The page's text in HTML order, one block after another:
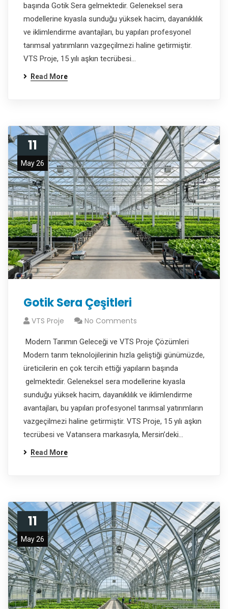
başında Gotik Sera gelmektedir. Geleneksel sera
modellerine kıyasla sunduğu yüksek hacim, dayanıklılık
ve iklimlendirme avantajları, bu yapıları profesyonel
tarımsal yatırımların vazgeçilmezi haline getirmiştir.
VTS Proje, 15 yılı aşkın tecrübesi…
Read More
11
May 26
Gotik Sera Çeşitleri
VTS Proje No Comments
Modern Tarımın Geleceği ve VTS Proje Çözümleri
Modern tarım teknolojilerinin hızla geliştiği günümüzde,
üreticilerin en çok tercih ettiği yapıların başında
gelmektedir. Geleneksel sera modellerine kıyasla
sunduğu yüksek hacim, dayanıklılık ve iklimlendirme
avantajları, bu yapıları profesyonel tarımsal yatırımların
vazgeçilmezi haline getirmiştir. VTS Proje, 15 yılı aşkın
tecrübesi ve Vatansera markasıyla, Mersin’deki…
Read More
11
May 26